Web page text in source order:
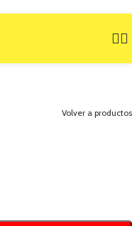
Volver a productos